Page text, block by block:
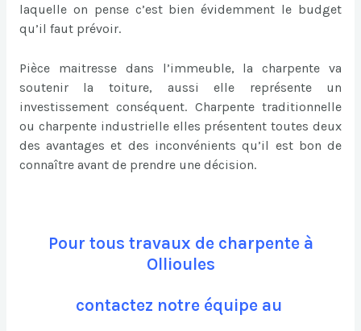
laquelle on pense c’est bien évidemment le budget
qu’il faut prévoir.
Pièce maitresse dans l’immeuble, la charpente va
soutenir la toiture, aussi elle représente un
investissement conséquent. Charpente traditionnelle
ou charpente industrielle elles présentent toutes deux
des avantages et des inconvénients qu’il est bon de
connaître avant de prendre une décision.
Pour tous travaux de charpente à
Ollioules
contactez notre équipe au